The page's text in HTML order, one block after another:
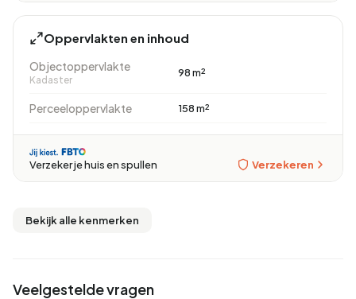
Oppervlakten en inhoud
Objectoppervlakte
Kadaster
98 m²
Perceeloppervlakte 158 m²
Verzeker je huis en spullen Verzekeren
Bekijk alle kenmerken
Veelgestelde vragen